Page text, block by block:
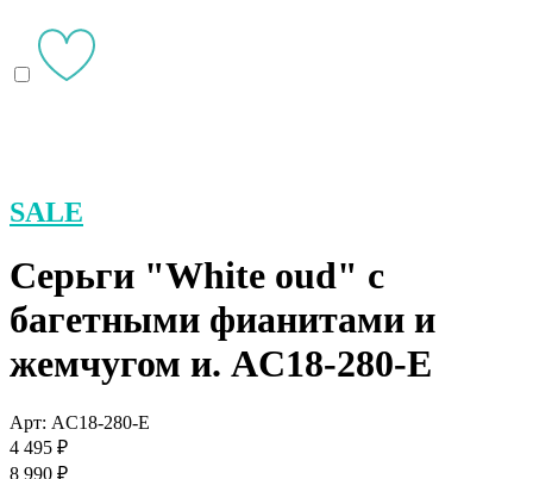
SALE
Серьги "White oud" с
багетными фианитами и
жемчугом и. AC18-280-E
Арт: AC18-280-E
4 495 ₽
8 990 ₽